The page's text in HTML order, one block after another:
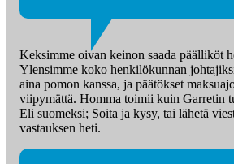
Keksimme oivan keinon saada päälliköt
Ylensimme koko henkilökunnan
aina pomon kanssa, ja päätökset
viipymättä. Homma toimii kuin Garretin
Eli suomeksi; Soita ja kysy, tai lähetä
vastauksen heti.